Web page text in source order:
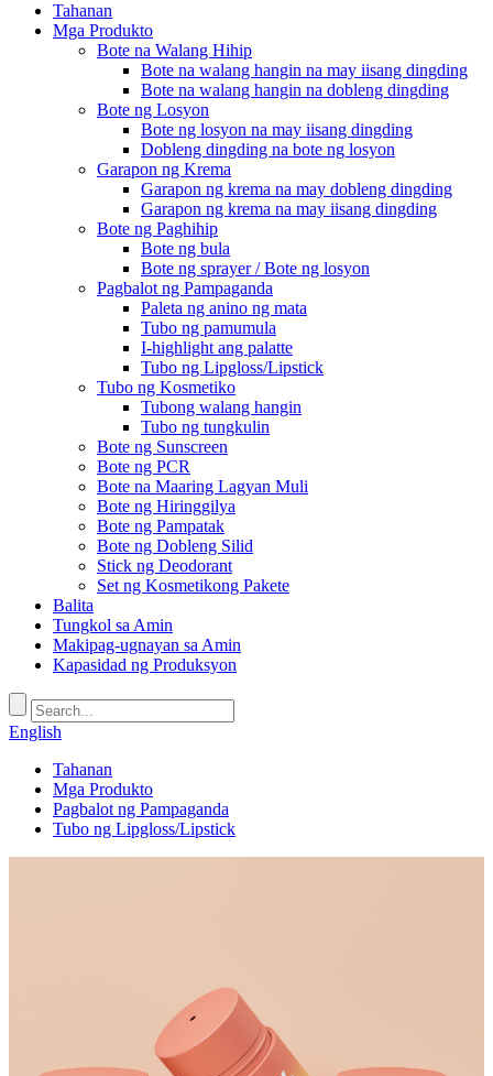
Tahanan
Mga Produkto
Bote na Walang Hihip
Bote na walang hangin na may iisang dingding
Bote na walang hangin na dobleng dingding
Bote ng Losyon
Bote ng losyon na may iisang dingding
Dobleng dingding na bote ng losyon
Garapon ng Krema
Garapon ng krema na may dobleng dingding
Garapon ng krema na may iisang dingding
Bote ng Paghihip
Bote ng bula
Bote ng sprayer / Bote ng losyon
Pagbalot ng Pampaganda
Paleta ng anino ng mata
Tubo ng pamumula
I-highlight ang palatte
Tubo ng Lipgloss/Lipstick
Tubo ng Kosmetiko
Tubong walang hangin
Tubo ng tungkulin
Bote ng Sunscreen
Bote ng PCR
Bote na Maaring Lagyan Muli
Bote ng Hiringgilya
Bote ng Pampatak
Bote ng Dobleng Silid
Stick ng Deodorant
Set ng Kosmetikong Pakete
Balita
Tungkol sa Amin
Makipag-ugnayan sa Amin
Kapasidad ng Produksyon
English
Tahanan
Mga Produkto
Pagbalot ng Pampaganda
Tubo ng Lipgloss/Lipstick